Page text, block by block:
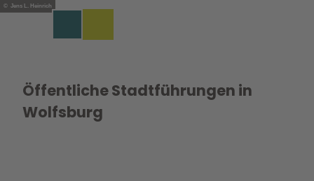
Z© Jens L. Heinrich
Öffentliche Stadtführungen in
Wolfsburg